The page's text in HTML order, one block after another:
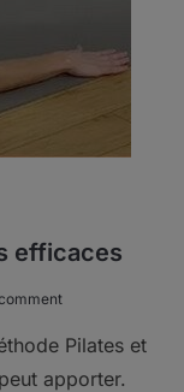
efficaces
Pilates et
apporter.